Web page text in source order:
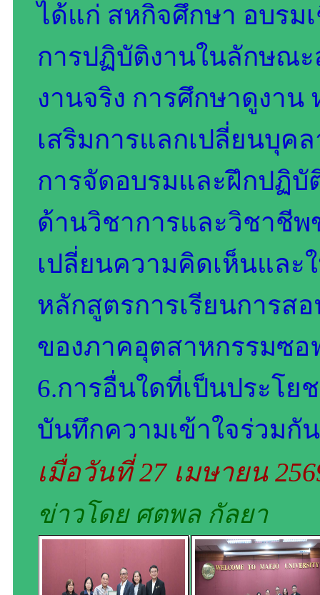
ได้แก่ สหกิจศึกษา อบรม
การปฏิบัติงานในลักษณ
งานจริง การศึกษาดูงาน
เสริมการแลกเปลี่ยนบุค
การจัดอบรมและฝึกปฏิบั
ด้านวิชาการและวิชาชีพ
เปลี่ยนความคิดเห็นแล
หลักสูตรการเรียนการส
ของภาคอุตสาหกรรมซ
6.การอื่นใดที่เป็นประโย
บันทึกความเข้าใจร่วมกั
เมื่อวันที่ 27 เมษายน
ข่าวโดย ศตพล กัลยา